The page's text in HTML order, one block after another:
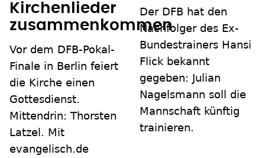
Kirchenlieder
zusammenkommen
Vor dem DFB-Pokal-
Finale in Berlin feiert
die Kirche einen
Gottesdienst.
Mittendrin: Thorsten
Latzel. Mit
evangelisch.de
Der DFB hat den
Nachfolger des Ex-
Bundestrainers Hansi
Flick bekannt
gegeben: Julian
Nagelsmann soll die
Mannschaft künftig
trainieren.